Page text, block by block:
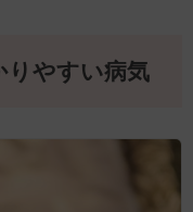
やすい病気